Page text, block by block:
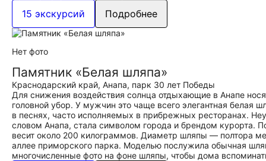
15 экскурсий Подробнее
Нет фото
Памятник «Белая шляпа»
Краснодарский край, Анапа, парк 30 лет Победы
Для снижения воздействия солнца отдыхающие в Анапе
головной убор. У мужчин это чаще всего элегантная белая
в песнях, часто исполняемых в прибрежных ресторанах.
словом Анапа, стала символом города и брендом курорта.
весит около 200 килограммов. Диаметр шляпы — полтора
аллее приморского парка. Моделью послужила обычная
многочисленные фото на фоне шляпы, чтобы дома